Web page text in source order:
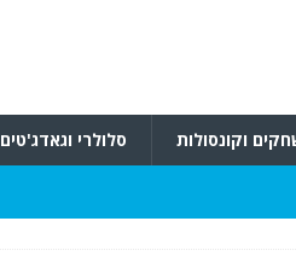
וקונסולות סלולרי וגאדג'טים